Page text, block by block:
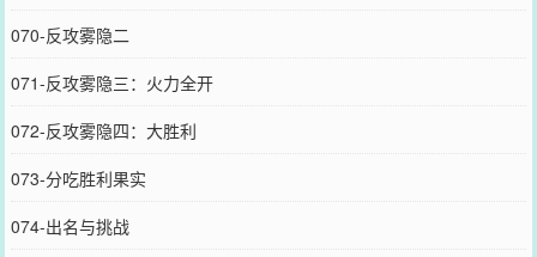
070-反攻雾隐二
071-反攻雾隐三：火力全开
072-反攻雾隐四：大胜利
073-分吃胜利果实
074-出名与挑战